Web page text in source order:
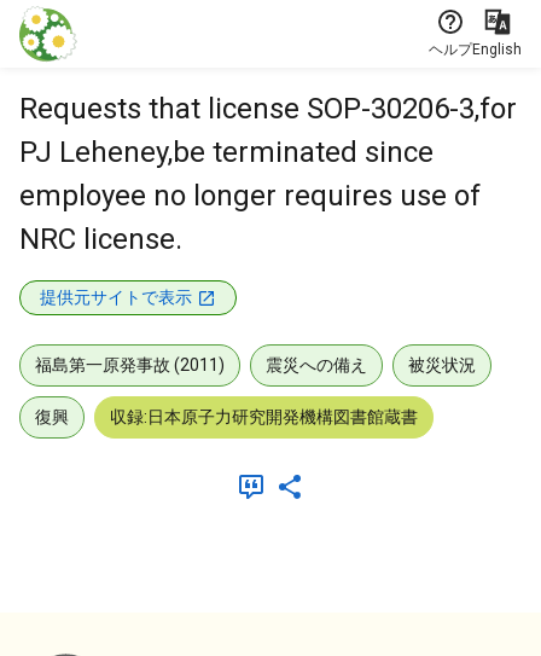
本文に飛ぶ
ヘルプEnglish
Requests that license SOP-30206-3,for
PJ Leheney,be terminated since
employee no longer requires use of
NRC license.
提供元サイトで表示
福島第一原発事故 (2011) 震災への備え 被災状況
復興 収録:日本原子力研究開発機構図書館蔵書